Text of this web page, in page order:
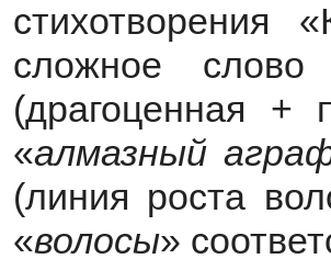
стихотворения
сложное
(драгоценная
«алмазный
(линия роста
«волосы»